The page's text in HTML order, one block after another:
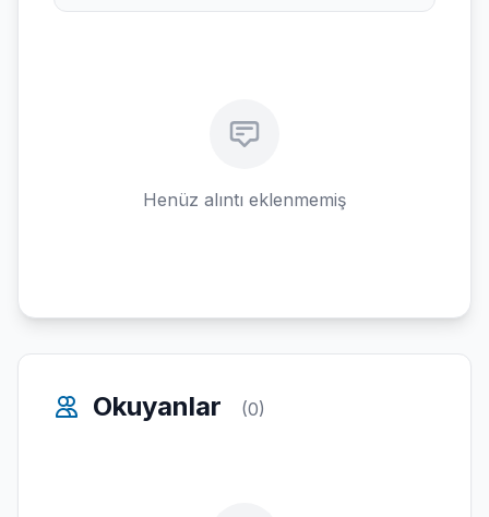
Henüz alıntı eklenmemiş
Okuyanlar (0)